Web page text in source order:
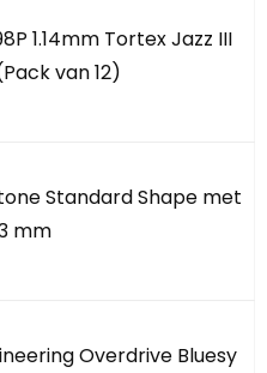
1.14mm Tortex Jazz III
van 12)
Standard Shape met
mm
Overdrive Bluesy